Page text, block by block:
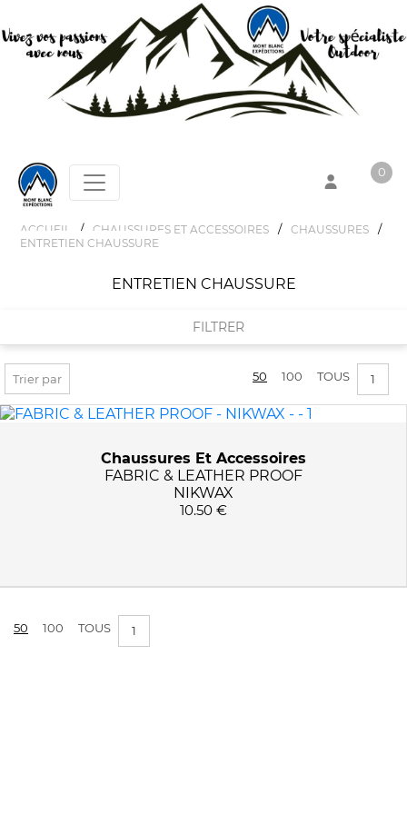
0
ACCUEIL / CHAUSSURES ET ACCESSOIRES / CHAUSSURES /
ENTRETIEN CHAUSSURE
ENTRETIEN CHAUSSURE
FILTRER
FILTRER PAR
PRIX :0€ - 11€
APPLIQUER LES FILTRES
Trier par 50 100 TOUS 1
Chaussures Et Accessoires
FABRIC & LEATHER PROOF
NIKWAX
10.50 €
50 100 TOUS 1